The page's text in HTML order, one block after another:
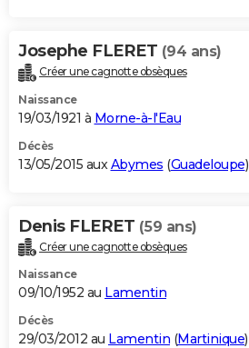
Josephe FLERET (94 ans)
Créer une cagnotte obsèques
Naissance
19/03/1921 à Morne-à-l'Eau
Décès
13/05/2015 aux Abymes (Guadeloupe)
Denis FLERET (59 ans)
Créer une cagnotte obsèques
Naissance
09/10/1952 au Lamentin
Décès
29/03/2012 au Lamentin (Martinique)